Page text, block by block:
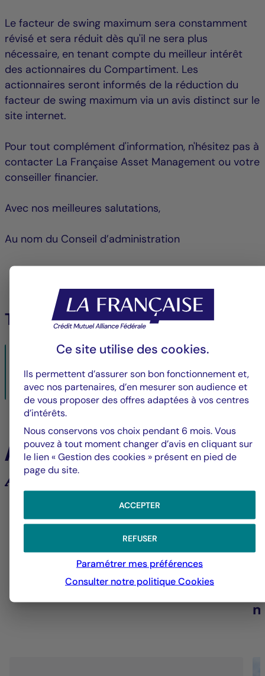
Le facteur de swing maximum sera constamment
révisé et sera réduit dès qu'il ne sera plus
nécessaire, en tenant compte du meilleur intérêt
des actionnaires du Compartiment. Les
actionnaires seront informés de la réduction du
facteur de swing maximum via un avis distinct sur le
site internet.
Pour tout complément d'information, n'hésitez pas à
contacter La Française Asset Management ou votre
conseiller financier.
Avec nos meilleures salutations,
Au nom du Conseil d’administration
Télécharger le PDF
AVIS AUX ACTIONNAIRES DE LA FRANCAISE LUX –
FR
25/02/2022- PDF142 KO
À la une
Analyses et tendances des marchés
Groupe La Française
Alerte fraude – Restez vigilants
Ce site utilise des cookies.
Ils permettent d’assurer son bon fonctionnement et,
avec nos partenaires, d’en mesurer son audience et
de vous proposer des offres adaptées à vos centres
d’intérêts.
Nous conservons vos choix pendant 6 mois. Vous
pouvez à tout moment changer d’avis en cliquant sur
le lien « Gestion des cookies » présent en pied de
page du site.
ACCEPTER
REFUSER
Paramétrer mes préférences
Consulter notre politiqueCookies